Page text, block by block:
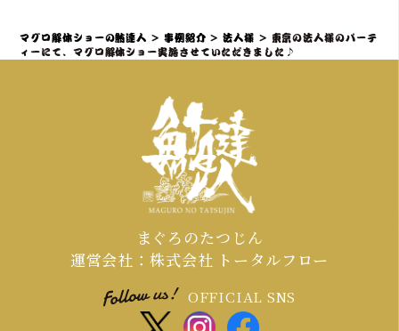
約いただくことを推奨しております。
特に、大規模なイベントや、忘年会・
～4月頃）は、職人やマグロの仕入れ、
会場の調整が集中するため、お早めの
ご連絡が必須となります。
マグロ解体ショーの鮪達人 > 事例紹介 >法人様 >
東京の法人様のパーテ
ィーにて、マグロ解体ショー実施させていただきました♪
まぐろのたつじん
運営会社：株式会社 トータルフロー
OFFICIAL SNS